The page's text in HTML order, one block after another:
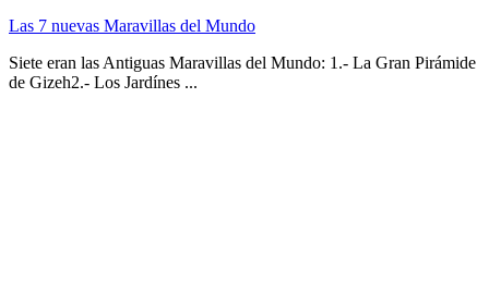
Las 7 nuevas Maravillas del Mundo
Siete eran las Antiguas Maravillas del Mundo: 1.- La Gran Pirámide
de Gizeh2.- Los Jardínes ...